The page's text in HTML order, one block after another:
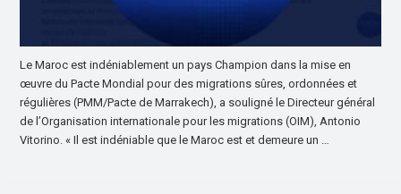
Le Maroc est indéniablement un pays Champion dans la mise en
œuvre du Pacte Mondial pour des migrations sûres, ordonnées et
régulières (PMM/Pacte de Marrakech), a souligné le Directeur général
de l’Organisation internationale pour les migrations (OIM), Antonio
Vitorino. « Il est indéniable que le Maroc est et demeure un …